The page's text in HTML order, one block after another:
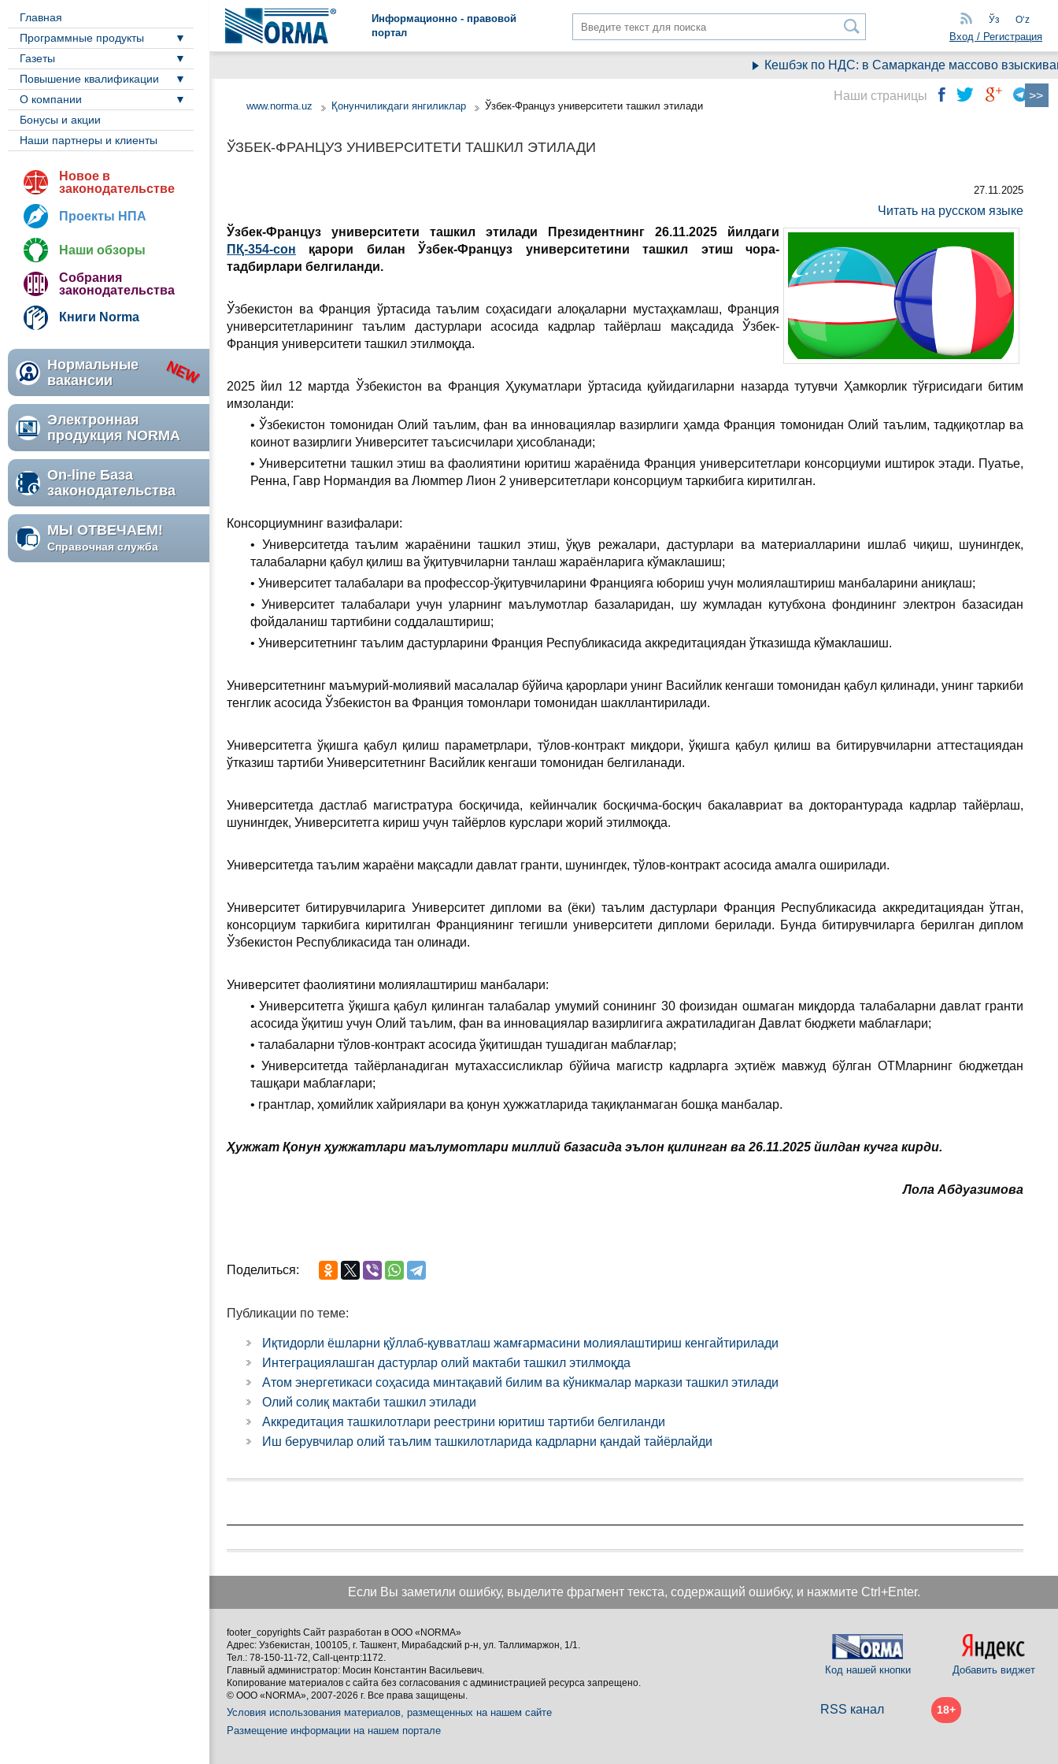
Информационно - правовой
портал
Ўз Oʻz
Вход / Регистрация
Главная
Программные продукты
Газеты
Повышение квалификации
О компании
Бонусы и акции
Наши партнеры и клиенты
Новое в
законодательстве
Проекты НПА
Наши обзоры
Собрания
законодательства
Книги Norma
Нормальные
вакансии
Электронная
продукция NORMA
On-line База
законодательства
МЫ ОТВЕЧАЕМ!
Справочная служба
Кешбэк по НДС: в Самарканде массово взыскивают
www.norma.uz Қонунчиликдаги янгиликлар Ўзбек-Француз университети ташкил этилади
ЎЗБЕК-ФРАНЦУЗ УНИВЕРСИТЕТИ ТАШКИЛ ЭТИЛАДИ
27.11.2025
Читать на русском языке
Ўзбек-Француз университети ташкил этилади Президентнинг 26.11.2025 йилдаги
ПҚ-354-сон қарори билан Ўзбек-Француз университетини ташкил этиш чора-
тадбирлари белгиланди.
Ўзбекистон ва Франция ўртасида таълим соҳасидаги алоқаларни мустаҳкамлаш, Франция
университетларининг таълим дастурлари асосида кадрлар тайёрлаш мақсадида Ўзбек-
Франция университети ташкил этилмоқда.
2025 йил 12 мартда Ўзбекистон ва Франция Ҳукуматлари ўртасида қуйидагиларни назарда тутувчи Ҳамкорлик тўғрисидаги битим
имзоланди:
• Ўзбекистон томонидан Олий таълим, фан ва инновациялар вазирлиги ҳамда Франция томонидан Олий таълим, тадқиқотлар ва
коинот вазирлиги Университет таъсисчилари ҳисобланади;
• Университетни ташкил этиш ва фаолиятини юритиш жараёнида Франция университетлари консорциуми иштирок этади. Пуатье,
Ренна, Гавр Нормандия ва Люмmер Лион 2 университетлари консорциум таркибига киритилган.
Консорциумнинг вазифалари:
• Университетда таълим жараёнини ташкил этиш, ўқув режалари, дастурлари ва материалларини ишлаб чиқиш, шунингдек,
талабаларни қабул қилиш ва ўқитувчиларни танлаш жараёнларига кўмаклашиш;
• Университет талабалари ва профессор-ўқитувчиларини Францияга юбориш учун молиялаштириш манбаларини аниқлаш;
• Университет талабалари учун уларнинг маълумотлар базаларидан, шу жумладан кутубхона фондининг электрон базасидан
фойдаланиш тартибини соддалаштириш;
• Университетнинг таълим дастурларини Франция Республикасида аккредитациядан ўтказишда кўмаклашиш.
Университетнинг маъмурий-молиявий масалалар бўйича қарорлари унинг Васийлик кенгаши томонидан қабул қилинади, унинг таркиби
тенглик асосида Ўзбекистон ва Франция томонлари томонидан шакллантирилади.
Университетга ўқишга қабул қилиш параметрлари, тўлов-контракт миқдори, ўқишга қабул қилиш ва битирувчиларни аттестациядан
ўтказиш тартиби Университетнинг Васийлик кенгаши томонидан белгиланади.
Университетда дастлаб магистратура босқичида, кейинчалик босқичма-босқич бакалавриат ва докторантурада кадрлар тайёрлаш,
шунингдек, Университетга кириш учун тайёрлов курслари жорий этилмоқда.
Университетда таълим жараёни мақсадли давлат гранти, шунингдек, тўлов-контракт асосида амалга оширилади.
Университет битирувчиларига Университет дипломи ва (ёки) таълим дастурлари Франция Республикасида аккредитациядан ўтган,
консорциум таркибига киритилган Франциянинг тегишли университети дипломи берилади. Бунда битирувчиларга берилган диплом
Ўзбекистон Республикасида тан олинади.
Университет фаолиятини молиялаштириш манбалари:
• Университетга ўқишга қабул қилинган талабалар умумий сонининг 30 фоизидан ошмаган миқдорда талабаларни давлат гранти
асосида ўқитиш учун Олий таълим, фан ва инновациялар вазирлигига ажратиладиган Давлат бюджети маблағлари;
• талабаларни тўлов-контракт асосида ўқитишдан тушадиган маблағлар;
• Университетда тайёрланадиган мутахассисликлар бўйича магистр кадрларга эҳтиёж мавжуд бўлган ОТМларнинг бюджетдан
ташқари маблағлари;
• грантлар, ҳомийлик хайриялари ва қонун ҳужжатларида тақиқланмаган бошқа манбалар.
Ҳужжат Қонун ҳужжатлари маълумотлари миллий базасида эълон қилинган ва 26.11.2025 йилдан кучга кирди.
Лола Абдуазимова
Поделиться:
Публикации по теме:
Иқтидорли ёшларни қўллаб-қувватлаш жамғармасини молиялаштириш кенгайтирилади
Интеграциялашган дастурлар олий мактаби ташкил этилмоқда
Атом энергетикаси соҳасида минтақавий билим ва кўникмалар маркази ташкил этилади
Олий солиқ мактаби ташкил этилади
Аккредитация ташкилотлари реестрини юритиш тартиби белгиланди
Иш берувчилар олий таълим ташкилотларида кадрларни қандай тайёрлайди
Наши страницы
Если Вы заметили ошибку, выделите фрагмент текста, содержащий ошибку, и нажмите Ctrl+Enter.
footer_copyrights Сайт разработан в ООО «NORMA»
Адрес: Узбекистан, 100105, г. Ташкент, Мирабадский р-н, ул. Таллимаржон, 1/1.
Тел.: 78-150-11-72, Call-центр:1172.
Главный администратор: Мосин Константин Васильевич.
Копирование материалов с сайта без согласования с администрацией ресурса запрещено.
© ООО «NORMA», 2007-2026 г. Все права защищены.
Условия использования материалов, размещенных на нашем сайте
Размещение информации на нашем портале
Код нашей кнопки Добавить виджет
RSS канал 18+